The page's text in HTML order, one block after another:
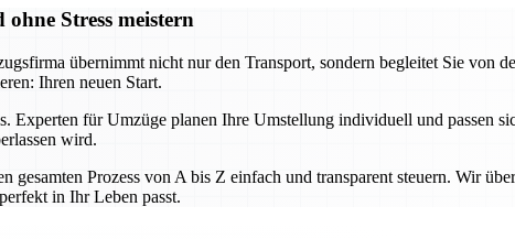
Stress meistern
übernimmt nicht nur den Transport, sondern begleitet Sie von
Ihren neuen Start.
für Umzüge planen Ihre Umstellung individuell und passen
wird.
Prozess von A bis Z einfach und transparent steuern. Wir
in Ihr Leben passt.